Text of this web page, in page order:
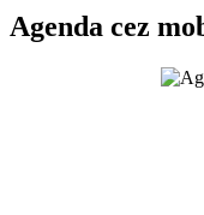
Agenda cez